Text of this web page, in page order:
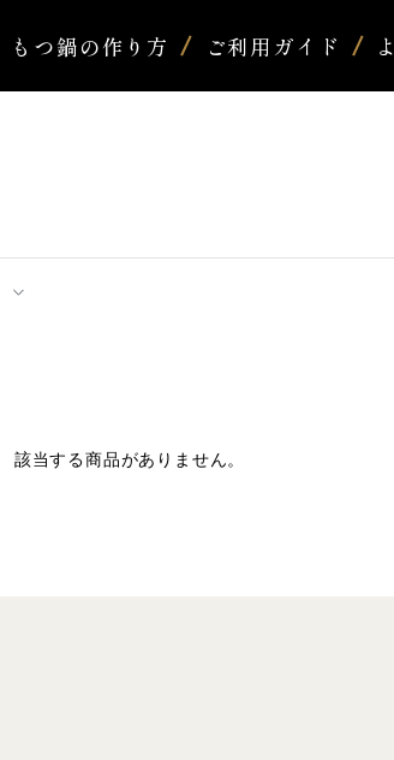
もつ鍋の作り方 ご利用ガイド
該当する商品がありません。